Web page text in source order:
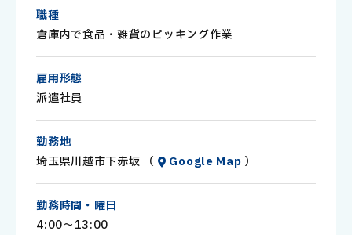
前日までの勤務分を簡単スマホ申請で最短即時振込OK！（銀
行指定有）
急な出費で困ったときも24時間いつでもすぐに申請できるの
で安心・便利です！
≪おすすめ☆POINT≫
・車/バイク通勤OK
・高時給
・制服貸与
・モクモク作業
・大手企業なので安心して長期で働ける
職種
倉庫内で食品・雑貨のピッキング作業
雇用形態
派遣社員
勤務地
埼玉県川越市下赤坂 （
Google Map ）
勤務時間・曜日
4:00～13:00